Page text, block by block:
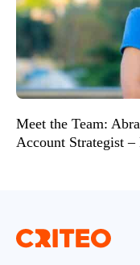
Meet the Team:
Account Strategist